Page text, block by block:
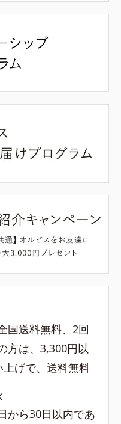
国送料無料、2回
方は、3,300円以
上げで、送料無料
から30日以内であ